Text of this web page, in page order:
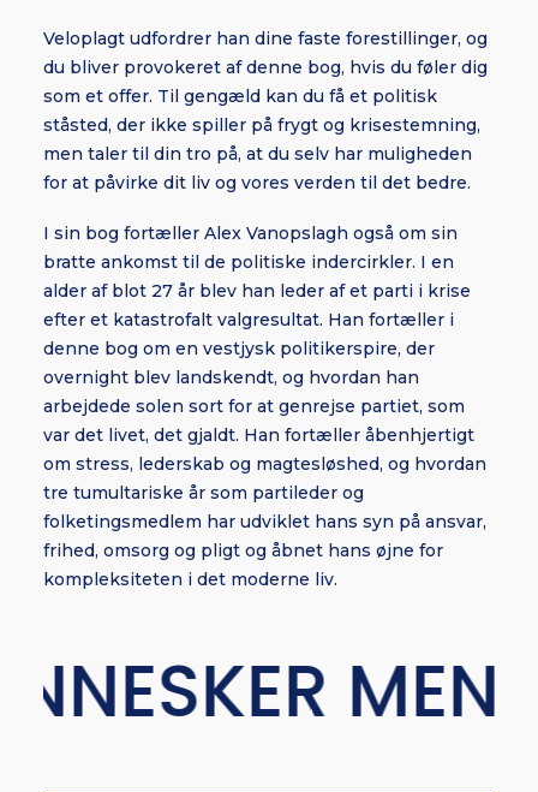
Veloplagt udfordrer han dine faste forestillinger, og
du bliver provokeret af denne bog, hvis du føler dig
som et offer. Til gengæld kan du få et politisk
ståsted, der ikke spiller på frygt og krisestemning,
men taler til din tro på, at du selv har muligheden
for at påvirke dit liv og vores verden til det bedre.
I sin bog fortæller Alex Vanopslagh også om sin
bratte ankomst til de politiske indercirkler. I en
alder af blot 27 år blev han leder af et parti i krise
efter et katastrofalt valgresultat. Han fortæller i
denne bog om en vestjysk politikerspire, der
overnight blev landskendt, og hvordan han
arbejdede solen sort for at genrejse partiet, som
var det livet, det gjaldt. Han fortæller åbenhjertigt
om stress, lederskab og magtesløshed, og hvordan
tre tumultariske år som partileder og
folketingsmedlem har udviklet hans syn på ansvar,
frihed, omsorg og pligt og åbnet hans øjne for
kompleksiteten i det moderne liv.